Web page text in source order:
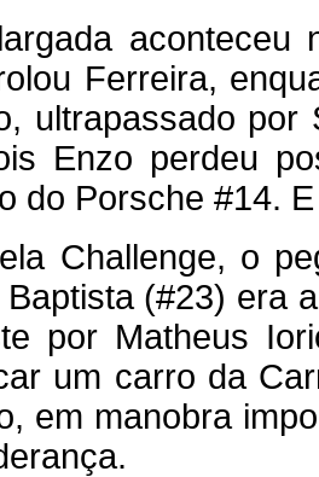
aconteceu
Ferreira,
ultrapassado por
Enzo perdeu
do Porsche #14.
Challenge, o
Baptista (#23) era
por Matheus
um carro da
em manobra